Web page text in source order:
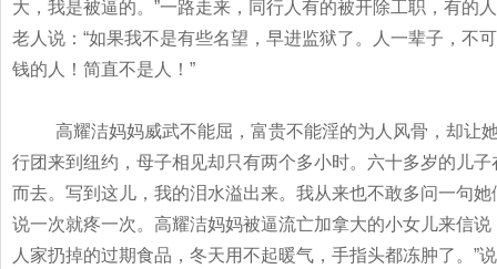
大，我是被逼的。 ”一路走来，同行人有的被开除工职，有的
老人说： “如果我不是有些名望，早进监狱了。人一辈子，不
钱的人！简直不是人！ ”
高耀洁妈妈威武不能屈，富贵不能淫的为人风骨，却让
行团来到纽约，母子相见却只有两个多小时。六十多岁的儿
而去。写到这儿，我的泪水溢出来。我从来也不敢多问一句
说一次就疼一次。高耀洁妈妈被逼流亡加拿大的小女儿来信说
人家扔掉的过期食品，冬天用不起暖气，手指头都冻肿了。 ”